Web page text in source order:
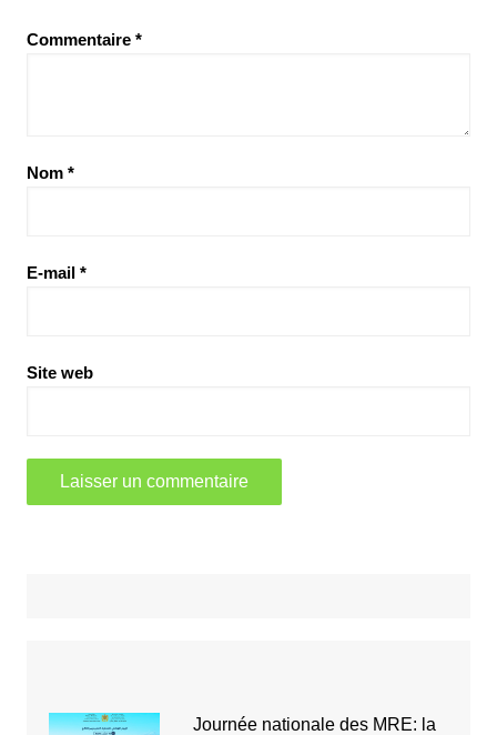
Commentaire *
Nom *
E-mail *
Site web
Journée nationale des MRE: la